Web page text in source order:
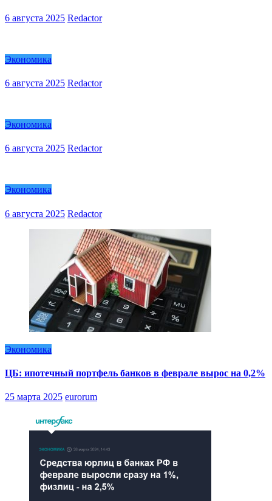
6 августа 2025 Redactor
Экономика
6 августа 2025 Redactor
Экономика
6 августа 2025 Redactor
Экономика
6 августа 2025 Redactor
Экономика
ЦБ: ипотечный портфель банков в феврале вырос на 0,2%
25 марта 2025 eurorum